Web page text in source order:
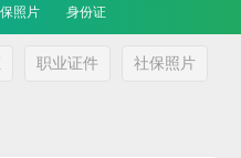
照片 身份证
职业证件 社保照片